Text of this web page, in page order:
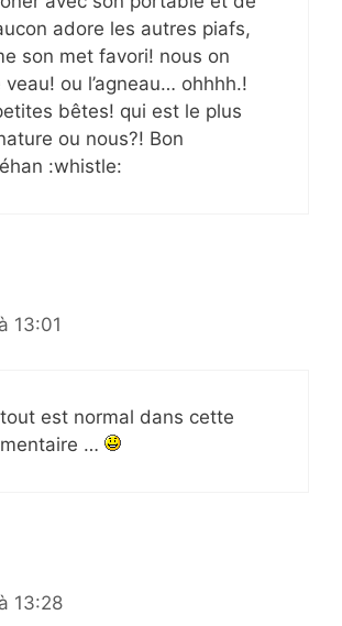
adore les autres piafs,
son met favori! nous on
ou l’agneau… ohhhh.!
bêtes! qui est le plus
ou nous?! Bon
:whistle:
13:01
est normal dans cette
…
13:28